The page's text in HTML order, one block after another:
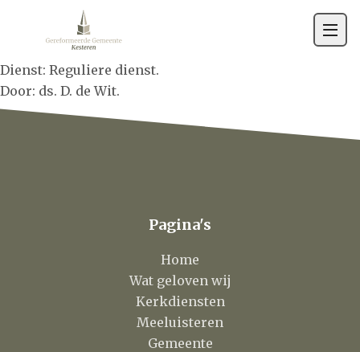
Dienst: Reguliere dienst.
Door: ds. D. de Wit.
Pagina's
Home
Wat geloven wij
Kerkdiensten
Meeluisteren
Gemeente